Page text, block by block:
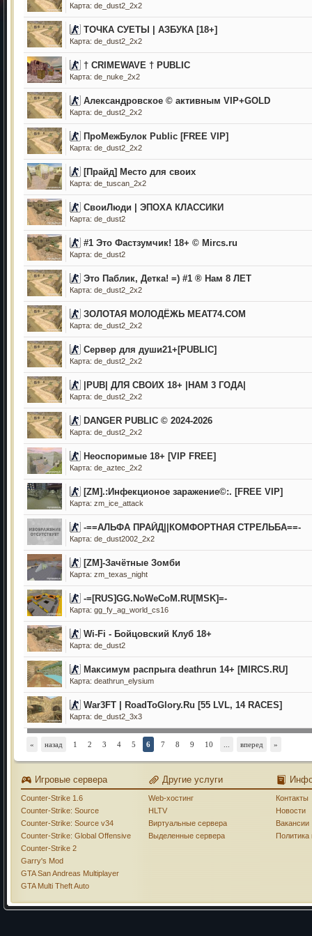
Карта: de_dust2_2x2
ТОЧКА СУЕТЫ | АЗБУКА [18+]
Карта: de_dust2_2x2
† CRIMEWAVE † PUBLIC
Карта: de_nuke_2x2
Александровское © активным VIP+GOLD
Карта: de_dust2_2x2
ПроМежБулок Public [FREE VIP]
Карта: de_dust2_2x2
[Прайд] Mесто для своих
Карта: de_tuscan_2x2
СвоиЛюди | ЭПОХА КЛАССИКИ
Карта: de_dust2
#1 Это Фастзумчик! 18+ © Mircs.ru
Карта: de_dust2
Это Паблик, Детка! =) #1 ® Нам 8 ЛЕТ
Карта: de_dust2_2x2
ЗОЛОТАЯ МОЛОДЁЖЬ MEAT74.COM
Карта: de_dust2_2x2
Сервер для души21+[PUBLIC]
Карта: de_dust2_2x2
|PUB| ДЛЯ СВОИХ 18+ |НАМ 3 ГОДА|
Карта: de_dust2_2x2
DANGER PUBLIC © 2024-2026
Карта: de_dust2_2x2
Неоспоримые 18+ [VIP FREE]
Карта: de_aztec_2x2
[ZM].:Инфекционое заражение©:. [FREE VIP]
Карта: zm_ice_attack
-==АЛЬФА ПРАЙД||КОМФОРТНАЯ СТРЕЛЬБА==-
Карта: de_dust2002_2x2
[ZM]-Зачётные Зомби
Карта: zm_texas_night
-=[RUS]GG.NoWeCoM.RU[MSK]=-
Карта: gg_fy_ag_world_cs16
Wi-Fi - Бойцовский Клуб 18+
Карта: de_dust2
Максимум распрыга deathrun 14+ [MIRCS.RU]
Карта: deathrun_elysium
War3FT | RoadToGlory.Ru [55 LVL, 14 RACES]
Карта: de_dust2_3x3
« назад 1 2 3 4 5 6 7 8 9 10 вперед »
Игровые сервера
Counter-Strike 1.6
Counter-Strike: Source
Counter-Strike: Source v34
Counter-Strike: Global Offensive
Counter-Strike 2
Garry's Mod
GTA San Andreas Multiplayer
GTA Multi Theft Auto
Другие услуги
Web-хостинг
HLTV
Виртуальные сервера
Выделенные сервера
Контакты
Новости
Вакансии
Политика